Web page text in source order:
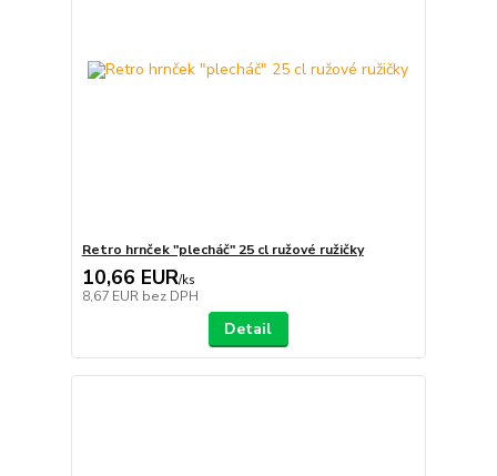
Retro hrnček "plecháč" 25 cl ružové ružičky
10,66 EUR/ks
8,67 EUR bez DPH
Detail